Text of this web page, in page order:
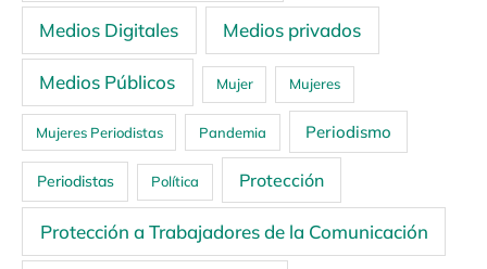
Medios Digitales Medios privados
Medios Públicos Mujer Mujeres
Mujeres Periodistas Pandemia Periodismo
Periodistas Política Protección
Protección a Trabajadores de la Comunicación